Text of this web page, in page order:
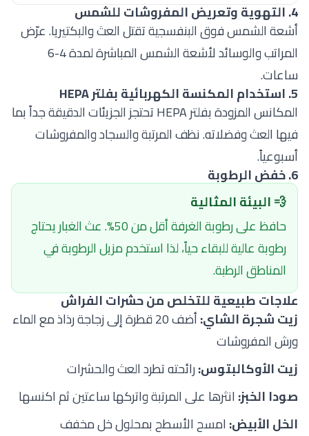
4. التهوية وتعريض المفروشات للشمس
أشعة الشمس فوق البنفسجية تقتل العث والبكتيريا. عرّض
المراتب والوسائد لأشعة الشمس المباشرة لمدة 4-6
ساعات.
5. استخدام المكنسة الكهربائية بفلتر HEPA
المكانس المزودة بفلتر HEPA تحتجز الجزيئات الدقيقة جداً بما
فيها العث وفضلاته. نظف المرتبة والسجاد والمفروشات
أسبوعياً.
6. خفض الرطوبة
💨 البيئة المثالية
حافظ على رطوبة الغرفة أقل من 50%. عث الغبار يحتاج
رطوبة عالية للبقاء حياً، لذا استخدم مزيل الرطوبة في
المناطق الرطبة.
علاجات طبيعية للتخلص من حشرات الفراش
زيت شجرة الشاي:
أضف 20 قطرة إلى زجاجة رذاذ مع الماء
ورش المفروشات
زيت الأوكالبتوس:رائحته تطرد العث والحشرات
صودا الخبز: انثرها على المرتبة واتركها ساعتين ثم اكنسها
الخل الأبيض: امسح الأسطح بمحلول خل مخفف